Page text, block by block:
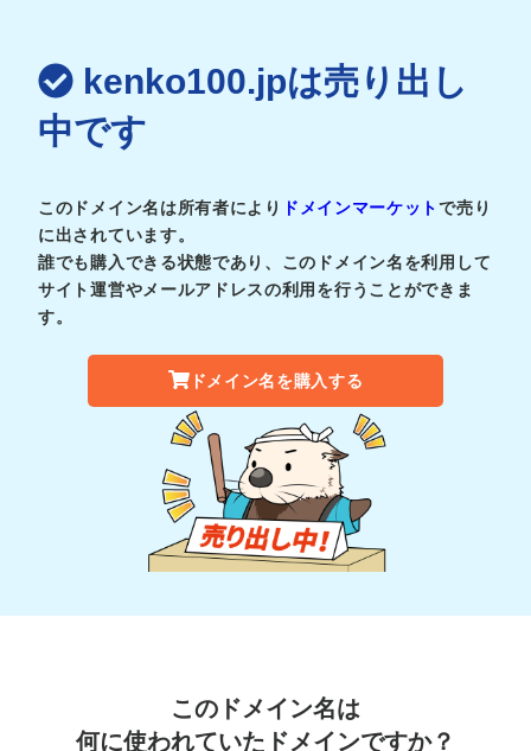
kenko100.jpは売り出し
中です
このドメイン名は所有者により ドメインマーケットで売り
に出されています。
誰でも購入できる状態であり、このドメイン名を利用して
サイト運営やメールアドレスの利用を行うことができま
す。
ドメイン名を購入する
このドメイン名は
何に使われていたドメインですか？